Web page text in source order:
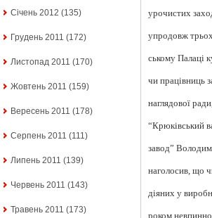
Січень 2012 (135)
Грудень 2011 (172)
Листопад 2011 (170)
Жовтень 2011 (159)
Вересень 2011 (178)
Серпень 2011 (111)
Липень 2011 (139)
Червень 2011 (143)
Травень 2011 (173)
урочистих
упродовж
ському Палаці
чи працівниць
наглядової
“Крюківський
завод”
наголосив, що
діяних у
роком